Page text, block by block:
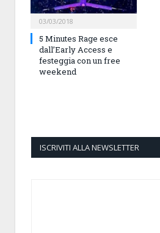
03/03/2018
5 Minutes Rage esce
dall’Early Access e
festeggia con un free
weekend
ISCRIVITI ALLA NEWSLETTER